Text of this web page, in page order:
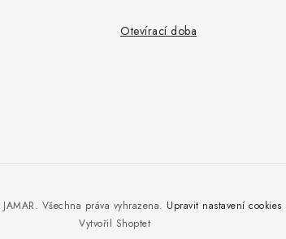
Otevírací doba
Vytvořil Shoptet
JAMAR. Všechna práva vyhrazena. Upravit nastavení cookies